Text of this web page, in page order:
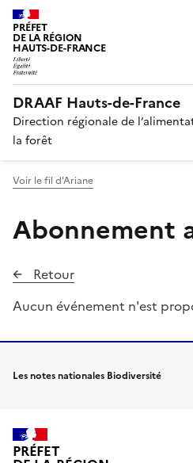
PRÉFET
DE LA RÉGION
HAUTS-DE-FRANCE
DRAAF Hauts-de-France
Direction régionale de
la forêt
Voir le fil d'Ariane
Abonnement
Retour
Aucun événement n'est
Les notes nationales Biodiversité
PRÉFET